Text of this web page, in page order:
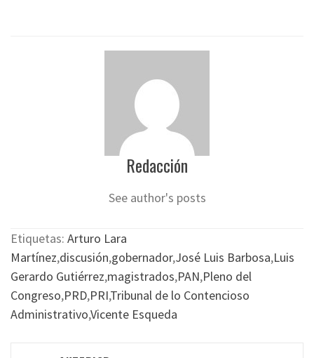
Redacción
See author's posts
Etiquetas: Arturo Lara
Martínez,discusión,gobernador,José Luis Barbosa,Luis
Gerardo Gutiérrez,magistrados,PAN,Pleno del
Congreso,PRD,PRI,Tribunal de lo Contencioso
Administrativo,Vicente Esqueda